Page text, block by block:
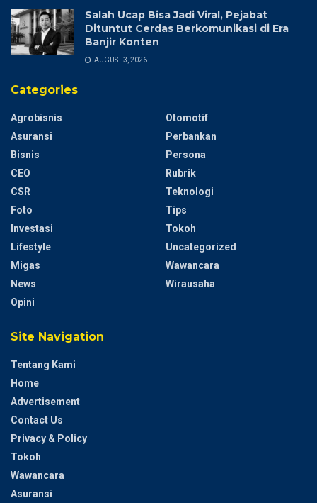
Salah Ucap Bisa Jadi Viral, Pejabat
Dituntut Cerdas Berkomunikasi di Era
Banjir Konten
AUGUST 3, 2026
Categories
Agrobisnis
Asuransi
Bisnis
CEO
CSR
Foto
Investasi
Lifestyle
Migas
News
Opini
Otomotif
Perbankan
Persona
Rubrik
Teknologi
Tips
Tokoh
Uncategorized
Wawancara
Wirausaha
Site Navigation
Tentang Kami
Home
Advertisement
Contact Us
Privacy & Policy
Tokoh
Wawancara
Asuransi